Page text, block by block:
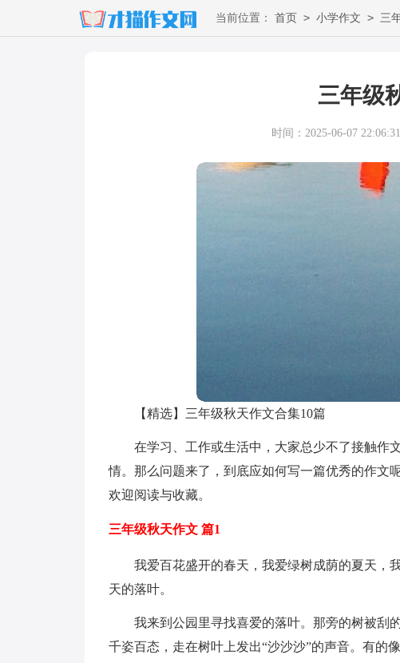
当前位置： 首页 > 小学作文 > 三
三年级
时间：2025-06-07 22:06:31
【精选】三年级秋天作文合集10篇
在学习、工作或生活中，大家总少不了接触作
情。那么问题来了，到底应如何写一篇优秀的作文
欢迎阅读与收藏。
三年级秋天作文 篇1
我爱百花盛开的春天，我爱绿树成荫的夏天，
天的落叶。
我来到公园里寻找喜爱的落叶。那旁的树被刮
千姿百态，走在树叶上发出“沙沙沙”的声音。有的